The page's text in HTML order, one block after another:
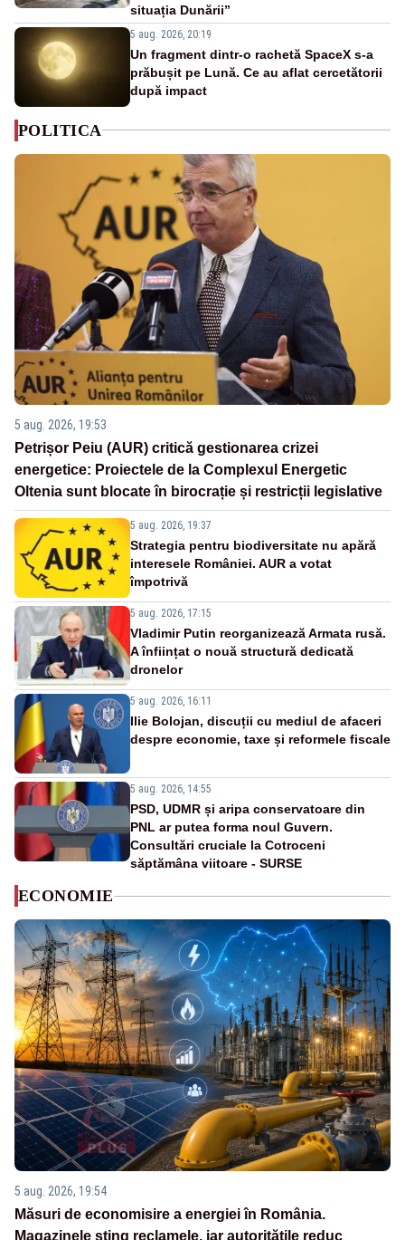
situația Dunării”
5 aug. 2026, 20:19
Un fragment dintr-o rachetă SpaceX s-a
prăbușit pe Lună. Ce au aflat cercetătorii
după impact
POLITICA
5 aug. 2026, 19:53
Petrișor Peiu (AUR) critică gestionarea crizei
energetice: Proiectele de la Complexul Energetic
Oltenia sunt blocate în birocrație și restricții legislative
5 aug. 2026, 19:37
Strategia pentru biodiversitate nu apără
interesele României. AUR a votat
împotrivă
5 aug. 2026, 17:15
Vladimir Putin reorganizează Armata rusă.
A înființat o nouă structură dedicată
dronelor
5 aug. 2026, 16:11
Ilie Bolojan, discuții cu mediul de afaceri
despre economie, taxe și reformele fiscale
5 aug. 2026, 14:55
PSD, UDMR și aripa conservatoare din
PNL ar putea forma noul Guvern.
Consultări cruciale la Cotroceni
săptămâna viitoare - SURSE
ECONOMIE
5 aug. 2026, 19:54
Măsuri de economisire a energiei în România.
Magazinele sting reclamele, iar autoritățile reduc